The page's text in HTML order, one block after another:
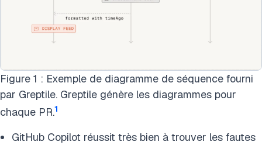
Figure 1 : Exemple de diagramme de séquence fourni
par Greptile. Greptile génère les diagrammes pour
chaque PR.1
GitHub Copilot réussit très bien à trouver les fautes